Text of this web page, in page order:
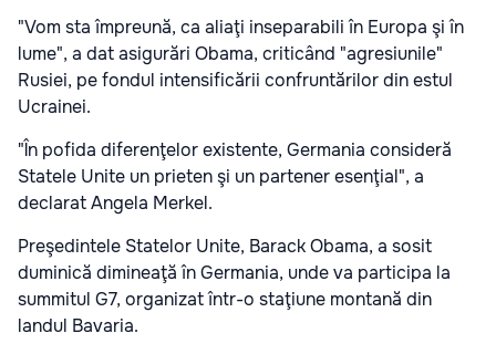
"Vom sta împreună, ca aliaţi inseparabili în Europa şi în
lume", a dat asigurări Obama, criticând "agresiunile"
Rusiei, pe fondul intensificării confruntărilor din estul
Ucrainei.
"În pofida diferenţelor existente, Germania consideră
Statele Unite un prieten şi un partener esenţial", a
declarat Angela Merkel.
Preşedintele Statelor Unite, Barack Obama, a sosit
duminică dimineaţă în Germania, unde va participa la
summitul G7, organizat într-o staţiune montană din
landul Bavaria.